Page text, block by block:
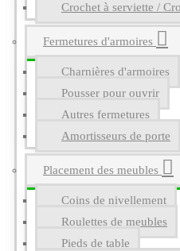
Crochet à serviette /
Fermetures d'armoires
Charnières d'armoires
Pousser pour ouvrir
Autres fermetures
Amortisseurs de porte
Placement des meubles
Coins de nivellement
Roulettes de meubles
Pieds de table